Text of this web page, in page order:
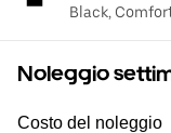
Black,
Noleggio
Costo del noleggio